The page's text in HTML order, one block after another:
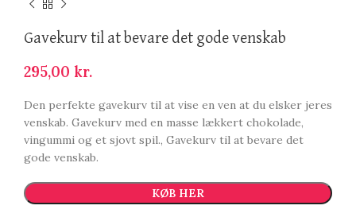
Gavekurv til at bevare det gode venskab
295,00 kr.
Den perfekte gavekurv til at vise en ven at du elsker jeres
venskab. Gavekurv med en masse lækkert chokolade,
vingummi og et sjovt spil., Gavekurv til at bevare det
gode venskab.
KØB HER